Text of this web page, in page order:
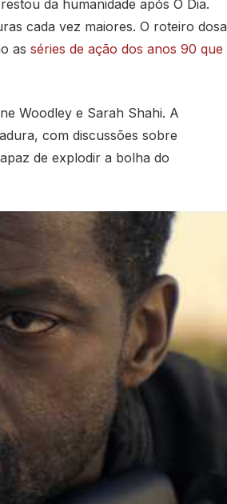
da humanidade após O Dia.
cada vez maiores. O roteiro dosa
as séries de ação dos anos 90 que
Woodley e Sarah Shahi. A
com discussões sobre
de explodir a bolha do